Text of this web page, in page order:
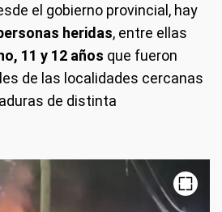
el gobierno provincial, hay
heridas, entre ellas
11 y 12 años que fueron
de las localidades cercanas
de distinta